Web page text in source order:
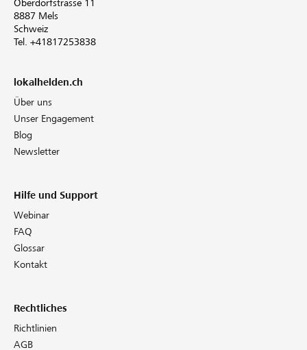
Oberdorfstrasse 11
8887 Mels
Schweiz
Tel. +41817253838
lokalhelden.ch
Über uns
Unser Engagement
Blog
Newsletter
Hilfe und Support
Webinar
FAQ
Glossar
Kontakt
Rechtliches
Richtlinien
AGB